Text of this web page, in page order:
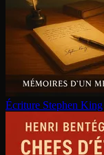
Écriture Stephen King